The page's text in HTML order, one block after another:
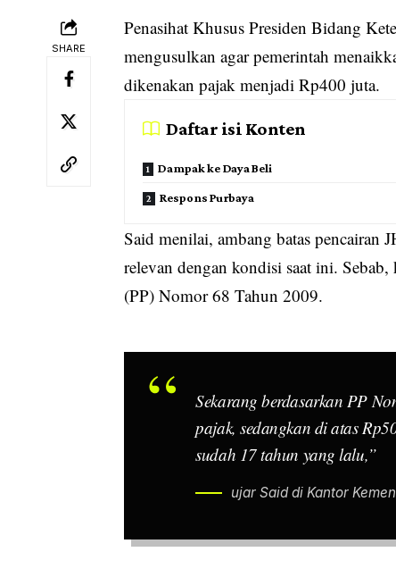
SHARE
Penasihat Khusus Presiden Bidang
mengusulkan agar pemerintah
dikenakan pajak menjadi Rp400 juta.
Daftar isi Konten
Dampak ke Daya Beli
Respons Purbaya
Said menilai, ambang batas pencairan
relevan dengan kondisi saat ini.
(PP) Nomor 68 Tahun 2009.
Sekarang berdasarkan PP
pajak, sedangkan di atas
sudah 17 tahun yang lalu,”
ujar Said di Kantor